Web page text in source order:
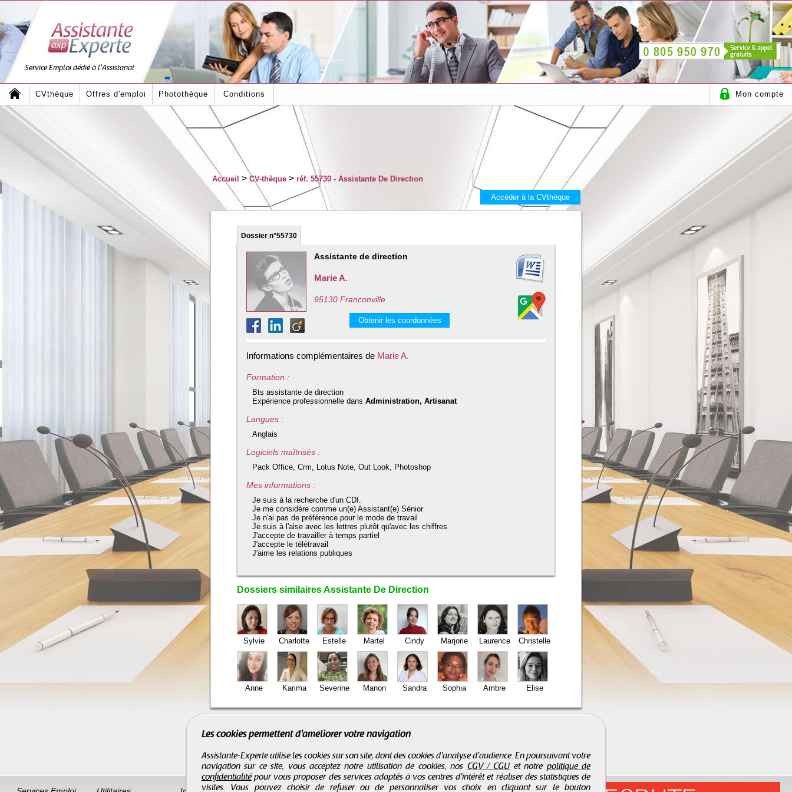
Service Emploi dédié à l'Assistanat
CVthèque Offres d'emploi Photothèque Conditions Mon compte
Accueil > CV-thèque > réf. 55730 - Assistante De Direction
Accéder à la CVthèque
Dossier n°55730
Assistante de direction
Marie A.
95130 Franconville
Obtenir les coordonnées
Informations complémentaires de Marie A.
Formation :
Bts assistante de direction
Expérience professionnelle dans Administration, Artisanat
Langues :
Anglais
Logiciels maîtrisés :
Pack Office, Crm, Lotus Note, Out Look, Photoshop
Mes informations :
Je suis à la recherche d'un CDI.
Je me considère comme un(e) Assistant(e) Sénior
Je n'ai pas de préférence pour le mode de travail
Je suis à l'aise avec les lettres plutôt qu'avec les chiffres
J'accepte de travailler à temps partiel
J'accepte le télétravail
J'aime les relations publiques
Dossiers similaires Assistante De Direction
Sylvie Charlotte Estelle Martel Cindy Marjorie Laurence Christelle
Anne Karima Severine Manon Sandra Sophia Ambre Elise
Les cookies permettent d'améliorer votre navigation
Assistante-Experte utilise les cookies sur son site, dont des cookies d'analyse d'audience. En poursuivant votre
navigation sur ce site, vous acceptez notre utilisation de cookies, nos CGV / CGU et notre politique de
confidentialitépour vous proposer des services adaptés à vos centres d'intérêt et réaliser des statistiques de
visites. Vous pouvez choisir de refuser ou de personnaliser vos choix en cliquant sur le bouton